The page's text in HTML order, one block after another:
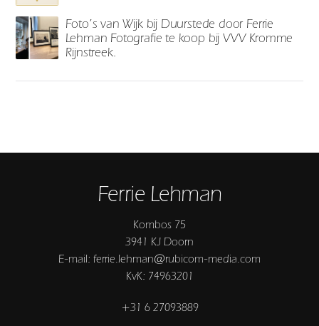
Foto’s van Wijk bij Duurstede door Ferrie
Lehman Fotografie te koop bij VVV Kromme
Rijnstreek.
Ferrie Lehman
Kombos 75
3941 KJ Doorn
E-mail: ferrie.lehman@rubicom-media.com
KvK: 74963201
+31 6 27093889